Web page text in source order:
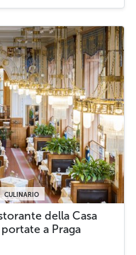
CULINARIO
della Casa
a Praga